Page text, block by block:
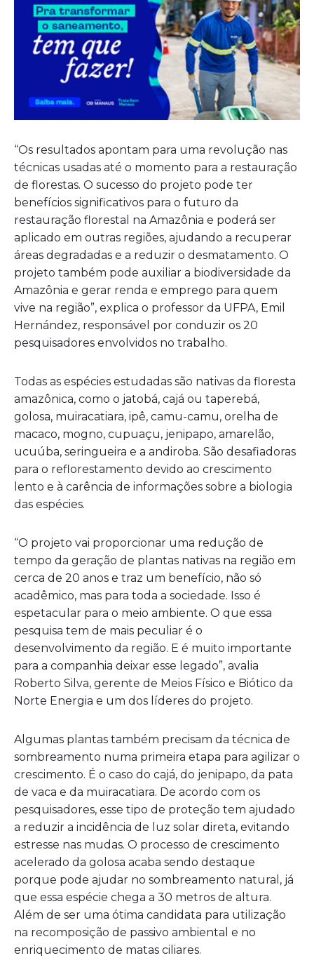
“Os resultados apontam para uma revolução nas
técnicas usadas até o momento para a restauração
de florestas. O sucesso do projeto pode ter
benefícios significativos para o futuro da
restauração florestal na Amazônia e poderá ser
aplicado em outras regiões, ajudando a recuperar
áreas degradadas e a reduzir o desmatamento. O
projeto também pode auxiliar a biodiversidade da
Amazônia e gerar renda e emprego para quem
vive na região”, explica o professor da UFPA, Emil
Hernández, responsável por conduzir os 20
pesquisadores envolvidos no trabalho.
Todas as espécies estudadas são nativas da floresta
amazônica, como o jatobá, cajá ou taperebá,
golosa, muiracatiara, ipê, camu-camu, orelha de
macaco, mogno, cupuaçu, jenipapo, amarelão,
ucuúba, seringueira e a andiroba. São desafiadoras
para o reflorestamento devido ao crescimento
lento e à carência de informações sobre a biologia
das espécies.
“O projeto vai proporcionar uma redução de
tempo da geração de plantas nativas na região em
cerca de 20 anos e traz um benefício, não só
acadêmico, mas para toda a sociedade. Isso é
espetacular para o meio ambiente. O que essa
pesquisa tem de mais peculiar é o
desenvolvimento da região. E é muito importante
para a companhia deixar esse legado”, avalia
Roberto Silva, gerente de Meios Físico e Biótico da
Norte Energia e um dos líderes do projeto.
Algumas plantas também precisam da técnica de
sombreamento numa primeira etapa para agilizar o
crescimento. É o caso do cajá, do jenipapo, da pata
de vaca e da muiracatiara. De acordo com os
pesquisadores, esse tipo de proteção tem ajudado
a reduzir a incidência de luz solar direta, evitando
estresse nas mudas. O processo de crescimento
acelerado da golosa acaba sendo destaque
porque pode ajudar no sombreamento natural, já
que essa espécie chega a 30 metros de altura.
Além de ser uma ótima candidata para utilização
na recomposição de passivo ambiental e no
enriquecimento de matas ciliares.